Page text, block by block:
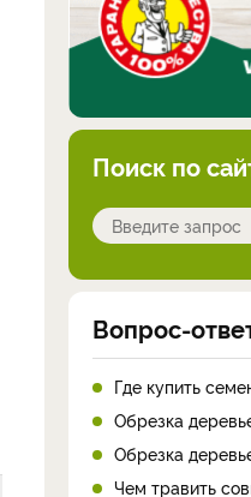
Поиск по
Вопрос-
Где купить
Обрезка
Обрезка
Чем травить